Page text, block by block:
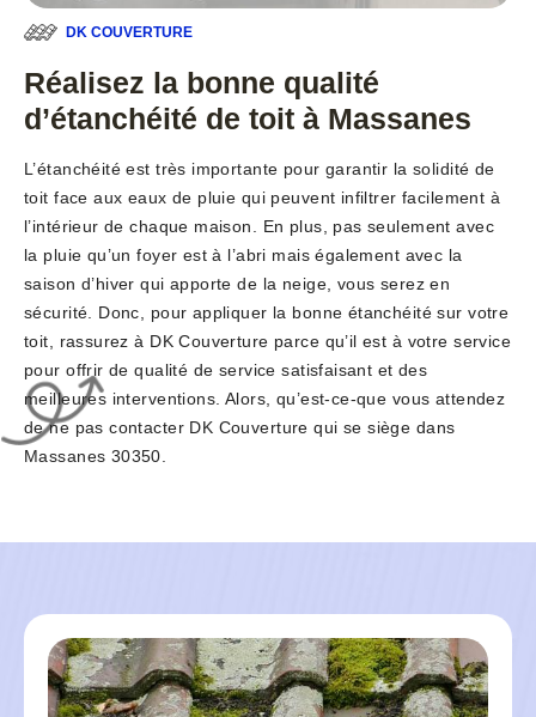
DK COUVERTURE
Réalisez la bonne qualité
d’étanchéité de toit à Massanes
L’étanchéité est très importante pour garantir la solidité de
toit face aux eaux de pluie qui peuvent infiltrer facilement à
l’intérieur de chaque maison. En plus, pas seulement avec
la pluie qu’un foyer est à l’abri mais également avec la
saison d’hiver qui apporte de la neige, vous serez en
sécurité. Donc, pour appliquer la bonne étanchéité sur votre
toit, rassurez à DK Couverture parce qu’il est à votre service
pour offrir de qualité de service satisfaisant et des
meilleures interventions. Alors, qu’est-ce-que vous attendez
de ne pas contacter DK Couverture qui se siège dans
Massanes 30350.